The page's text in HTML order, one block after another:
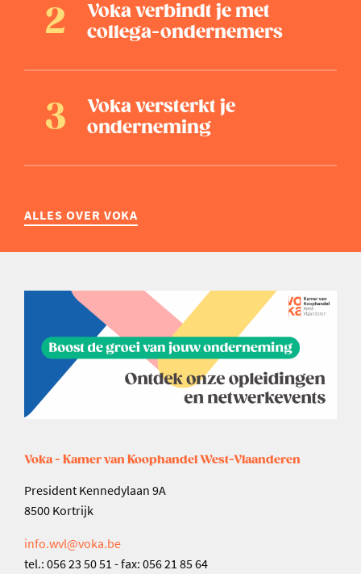
Voka verbindt je met
collega-ondernemers
Voka versterkt je
onderneming
ALLES OVER VOKA
Voka - Kamer van Koophandel West-Vlaanderen
President Kennedylaan 9A
8500 Kortrijk
info.wvl@voka.be
tel.: 056 23 50 51 - fax: 056 21 85 64